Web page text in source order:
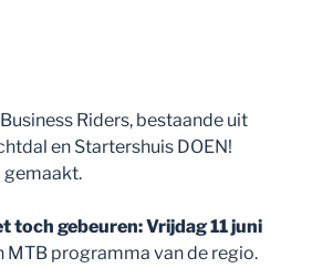
Riders, bestaande uit
en Startershuis DOEN!
gemaakt.
toch gebeuren: Vrijdag 11 juni
MTB programma van de regio.